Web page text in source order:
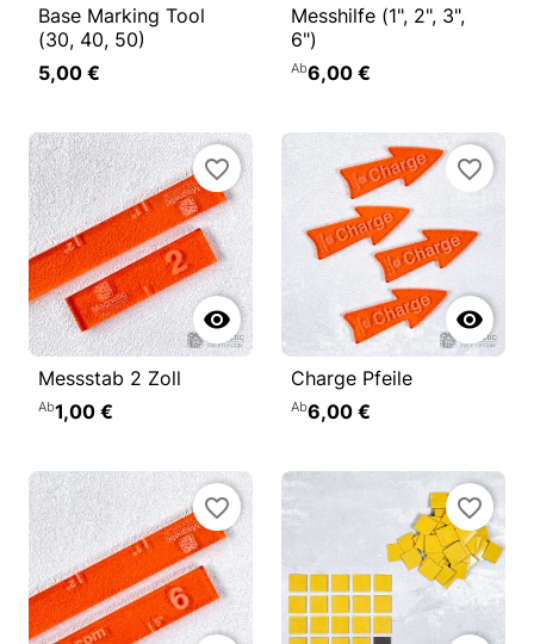
Base Marking Tool
(30, 40, 50)
5,00 €
Messhilfe (1", 2", 3",
6")
Ab6,00 €

favorite_border
Messstab 2 Zoll
Ab1,00 €

favorite_border
Charge Pfeile
Ab6,00 €
favorite_border favorite_border